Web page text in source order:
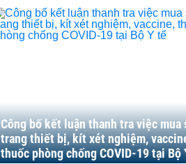
Công bố kết luận thanh tra việc mua
trang thiết bị, kít xét nghiệm,
thuốc phòng chống COVID-19 tại Bộ